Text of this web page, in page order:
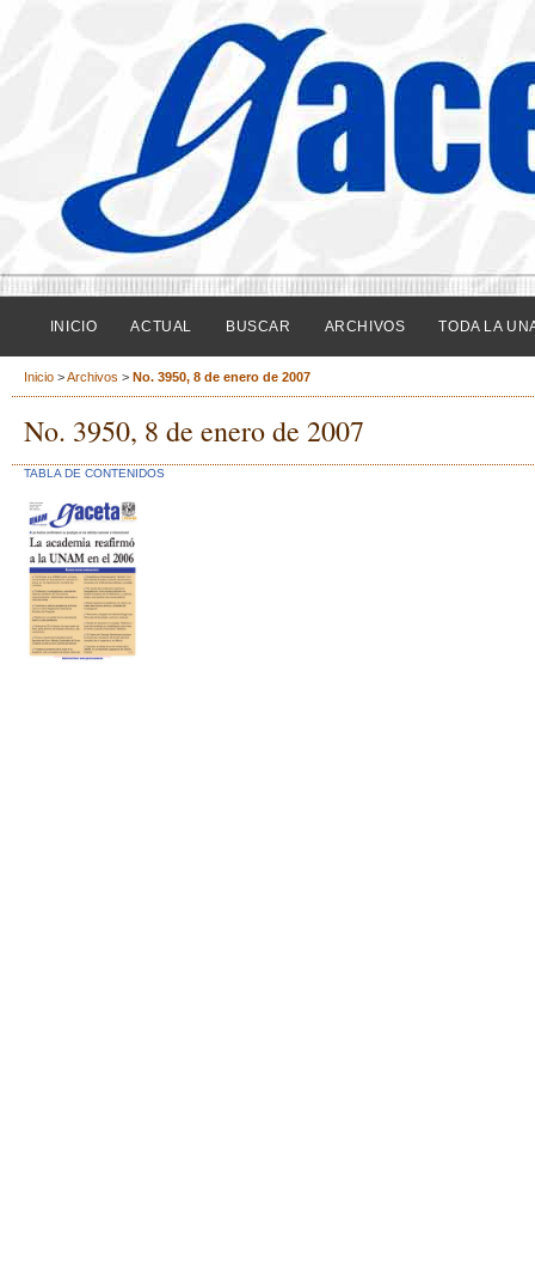
INICIO ACTUAL BUSCAR ARCHIVOS TODA LA
Inicio >Archivos > No. 3950, 8 de enero de 2007
No. 3950, 8 de enero de 2007
TABLA DE CONTENIDOS